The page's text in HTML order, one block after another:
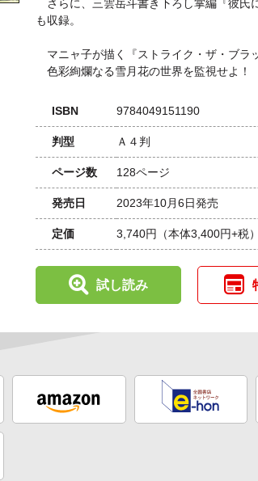
さらに、三雲岳斗書き下ろし掌編『彼氏
も収録。
マニャ子が描く『ストライク・ザ・ブラ
色彩絢爛なる雪月花の世界を監視せよ！
ISBN 9784049151190
判型 Ａ４判
ページ数 128ページ
発売日 2023年10月6日発売
定価 3,740円 （本体3,400円+税）
試し読み